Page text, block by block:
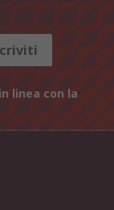
linea con la